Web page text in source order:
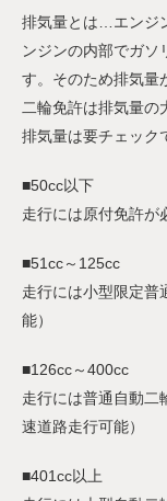
排気量とは…エンジ
ンジンの内部でガソ
す。そのため排気量
二輪免許は排気量の
排気量は要チェック
■50cc以下
走行には原付免許が
■51cc～125cc
走行には小型限定普
能）
■126cc～400cc
走行には普通自動二
速道路走行可能）
■401cc以上